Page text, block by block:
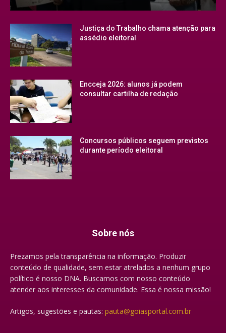
Justiça do Trabalho chama atenção para
assédio eleitoral
Encceja 2026: alunos já podem
consultar cartilha de redação
Concursos públicos seguem previstos
durante período eleitoral
Sobre nós
Prezamos pela transparência na informação. Produzir
conteúdo de qualidade, sem estar atrelados a nenhum grupo
político é nosso DNA. Buscamos com nosso conteúdo
atender aos interesses da comunidade. Essa é nossa missão!
Artigos, sugestões e pautas: pauta@goiasportal.com.br